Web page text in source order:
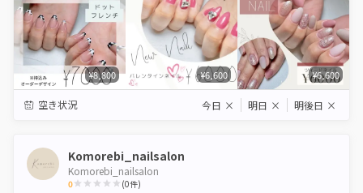
¥8,800 ¥6,600 ¥6,600
空き状況 今日 × 明日 × 明後日 ×
Komorebi_nailsalon
Komorebi_nailsalon
0 (0件)